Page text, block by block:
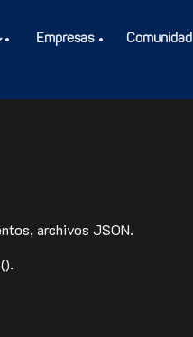
Empresas Comunidad
archivos JSON.